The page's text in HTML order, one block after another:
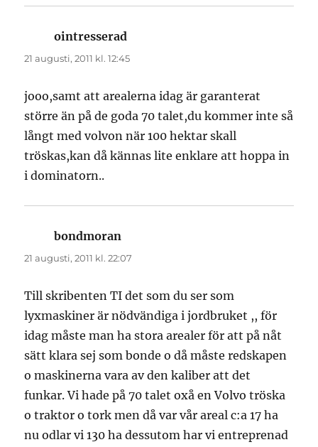
ointresserad
21 augusti, 2011 kl. 12:45
jooo,samt att arealerna idag är garanterat
större än på de goda 70 talet,du kommer inte så
långt med volvon när 100 hektar skall
tröskas,kan då kännas lite enklare att hoppa in
i dominatorn..
bondmoran
21 augusti, 2011 kl. 22:07
Till skribenten TI det som du ser som
lyxmaskiner är nödvändiga i jordbruket ,, för
idag måste man ha stora arealer för att på nåt
sätt klara sej som bonde o då måste redskapen
o maskinerna vara av den kaliber att det
funkar. Vi hade på 70 talet oxå en Volvo tröska
o traktor o tork men då var vår areal c:a 17 ha
nu odlar vi 130 ha dessutom har vi entreprenad